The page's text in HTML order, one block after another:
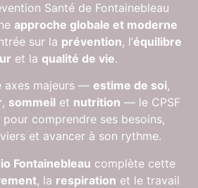
Santé de Fontainebleau
approche globale et moderne
sur la prévention, l’équilibre
et la qualité de vie.
axes majeurs — estime de soi,
, sommeil et nutrition — le CPSF
comprendre ses besoins,
et avancer à son rythme.
Fontainebleau complète cette
, la respiration et le travail